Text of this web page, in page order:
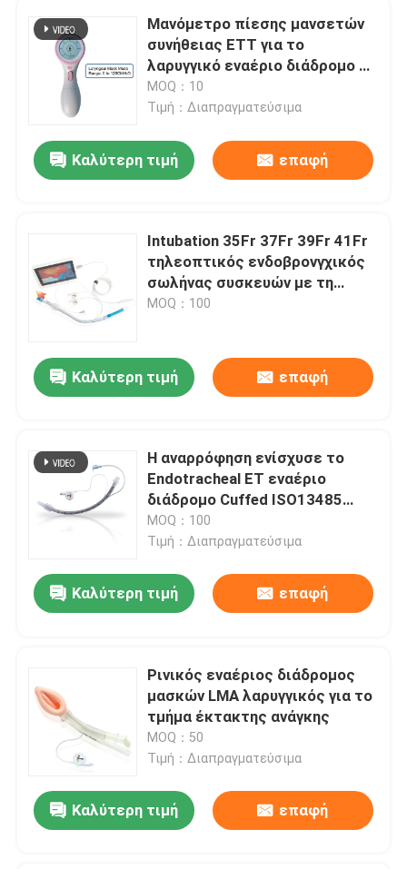
Μανόμετρο πίεσης μανσετών
συνήθειας ETT για το
λαρυγγικό εναέριο διάδρομο 0-
120cmH2O μασκών
MOQ：10
Τιμή：Διαπραγματεύσιμα
Καλύτερη τιμή επαφή
Intubation 35Fr 37Fr 39Fr 41Fr
τηλεοπτικός ενδοβρονγχικός
σωλήνας συσκευών με τη
κάμερα
MOQ：100
Καλύτερη τιμή επαφή
Η αναρρόφηση ενίσχυσε το
Endotracheal ET εναέριο
διάδρομο Cuffed ISO13485
σωλήνων πιστοποιημένο
MOQ：100
Τιμή：Διαπραγματεύσιμα
Καλύτερη τιμή επαφή
Ρινικός εναέριος διάδρομος
μασκών LMA λαρυγγικός για το
τμήμα έκτακτης ανάγκης
MOQ：50
Τιμή：Διαπραγματεύσιμα
Καλύτερη τιμή επαφή